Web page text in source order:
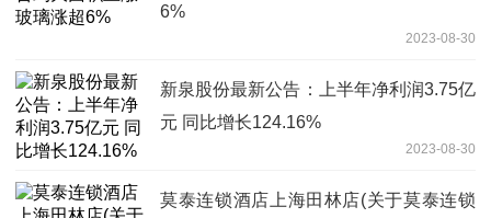
6%
2023-08-30
新泉股份最新公告：上半年净利润3.75亿
元 同比增长124.16%
2023-08-30
莫泰连锁酒店上海田林店(关于莫泰连锁